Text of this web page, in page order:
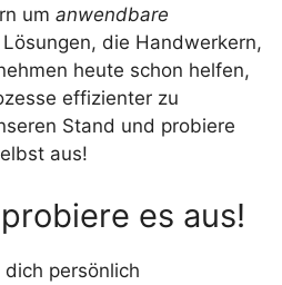
um anwendbare
die Handwerkern,
heute schon helfen,
effizienter zu
Stand und probiere
aus!
es aus!
persönlich